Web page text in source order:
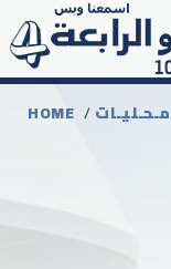
HOME /مـحـليـات